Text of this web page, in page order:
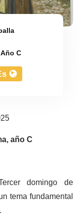
Año C
año C
domingo de
tema fundamental